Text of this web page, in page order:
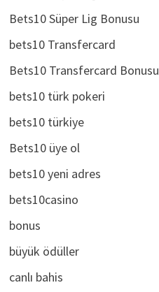
Bets10 Süper Lig Bonusu
bets10 Transfercard
Bets10 Transfercard Bonusu
bets10 türk pokeri
bets10 türkiye
Bets10 üye ol
bets10 yeni adres
bets10casino
bonus
büyük ödüller
canlı bahis